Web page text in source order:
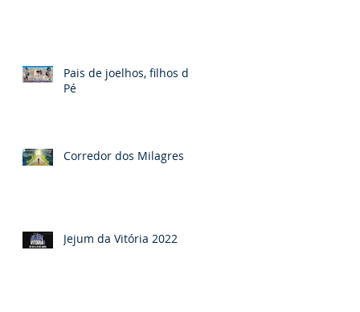
Pais de joelhos, filhos de
Pé
Corredor dos Milagres
Jejum da Vitória 2022